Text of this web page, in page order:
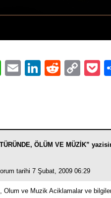
WhatsApp
EmailLinkedIn
Reddit
ÖLÜM VE MÜZİK”
tarihi 7 Şubat, 2009 06:29
Olum ve Muzik Aciklamalar ve